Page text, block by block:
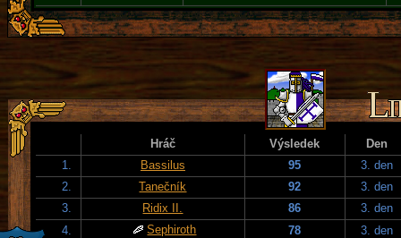
Hráč Výsledek
Den
1.
Bassilus 95
3. den
2.
Tanečník 92
3. den
3.
Ridix II. 86
3. den
4.
Sephiroth 78
3. den